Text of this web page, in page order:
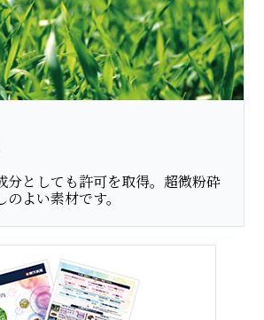
分としても許可を取得。超微粉砕
よい素材です。